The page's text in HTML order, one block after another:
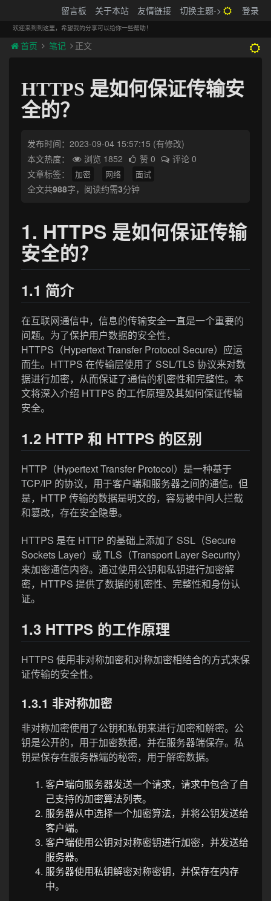
留言板 关于本站 友情链接 切换主题-> 登录
欢迎来到到这里，希望我的分享可以给你一些帮助！
首页 笔记 正文
HTTPS 是如何保证传输安
全的？
发布时间：2023-09-04 15:57:15 (有修改)
本文热度：
浏览 1852 赞 0
评论 0
文章标签：
加密 网络 面试
全文共988字，阅读约需3分钟
1. HTTPS 是如何保证传输
安全的？
1.1 简介
在互联网通信中，信息的传输安全一直是一个重要的
问题。为了保护用户数据的安全性，
HTTPS（Hypertext Transfer Protocol Secure）应运
而生。HTTPS 在传输层使用了 SSL/TLS 协议来对数
据进行加密，从而保证了通信的机密性和完整性。本
文将深入介绍 HTTPS 的工作原理及其如何保证传输
安全。
1.2 HTTP 和 HTTPS 的区别
HTTP（Hypertext Transfer Protocol）是一种基于
TCP/IP 的协议，用于客户端和服务器之间的通信。但
是，HTTP 传输的数据是明文的，容易被中间人拦截
和篡改，存在安全隐患。
HTTPS 是在 HTTP 的基础上添加了 SSL（Secure
Sockets Layer）或 TLS（Transport Layer Security）
来加密通信内容。通过使用公钥和私钥进行加密解
密，HTTPS 提供了数据的机密性、完整性和身份认
证。
1.3 HTTPS 的工作原理
HTTPS 使用非对称加密和对称加密相结合的方式来保
证传输的安全性。
1.3.1 非对称加密
非对称加密使用了公钥和私钥来进行加密和解密。公
钥是公开的，用于加密数据，并在服务器端保存。私
钥是保存在服务器端的秘密，用于解密数据。
客户端向服务器发送一个请求，请求中包含了自
己支持的加密算法列表。
服务器从中选择一个加密算法，并将公钥发送给
客户端。
客户端使用公钥对对称密钥进行加密，并发送给
服务器。
服务器使用私钥解密对称密钥，并保存在内存
中。